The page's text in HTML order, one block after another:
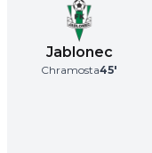
Jablonec
Chramosta45'